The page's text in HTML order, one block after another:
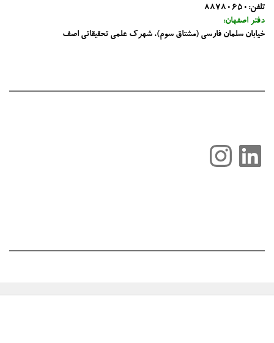
تلفن:88780650
دفتر اصفهان:
خیابان سلمان فارسی (مشتاق سوم)، شهرک علمی تحقیقاتی اصف
لینکداین
اینستاگرم